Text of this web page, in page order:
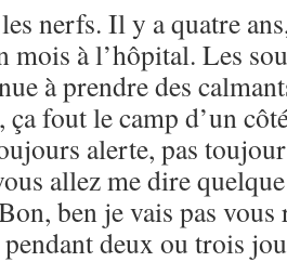
nerfs. Il y a quatre
mois à l’hôpital. Les
à prendre des
ça fout le camp d’un
alerte, pas
allez me dire
ben je vais pas
deux ou trois